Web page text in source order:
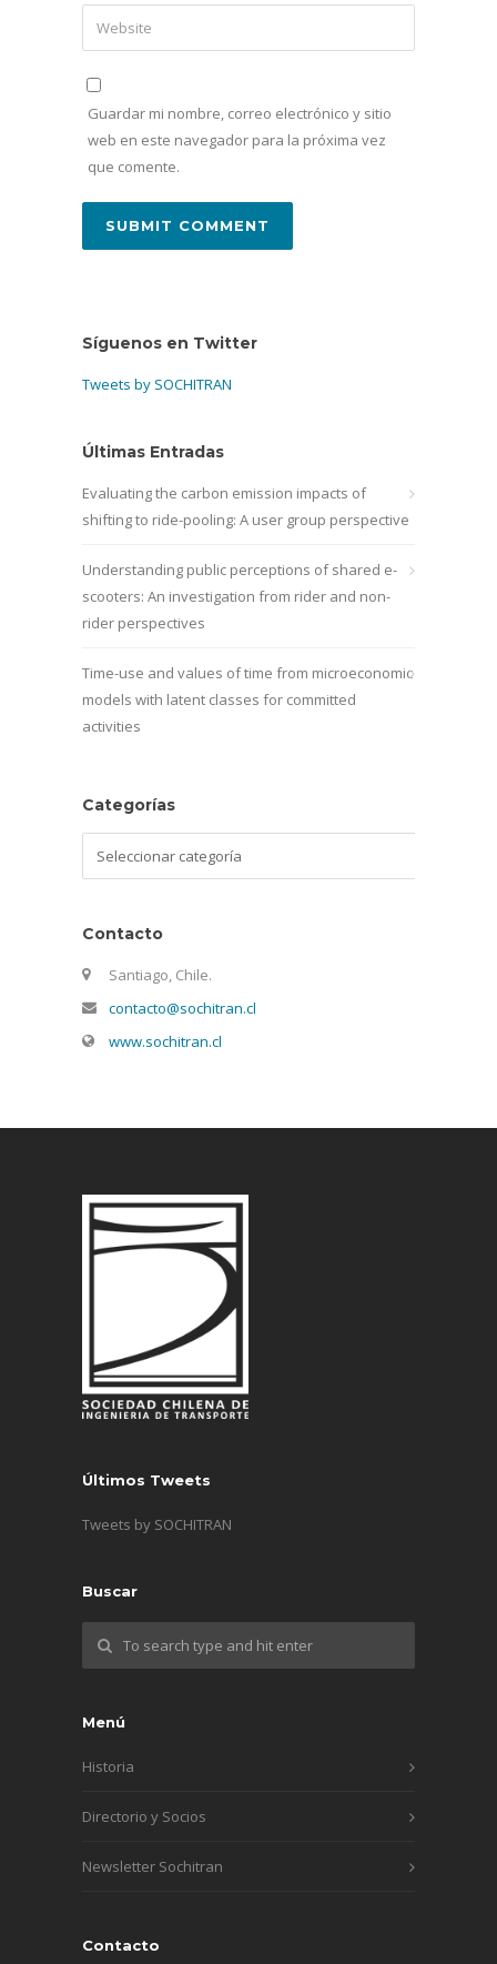
Guardar mi nombre, correo electrónico y sitio
web en este navegador para la próxima vez
que comente.
Síguenos en Twitter
Tweets by SOCHITRAN
Últimas Entradas
Evaluating the carbon emission impacts of
shifting to ride-pooling: A user group perspective
Understanding public perceptions of shared e-
scooters: An investigation from rider and non-
rider perspectives
Time-use and values of time from microeconomic
models with latent classes for committed
activities
Categorías
Contacto
Santiago, Chile.
contacto@sochitran.cl
www.sochitran.cl
Últimos Tweets
Tweets by SOCHITRAN
Buscar
Menú
Historia
Directorio y Socios
Newsletter Sochitran
Contacto